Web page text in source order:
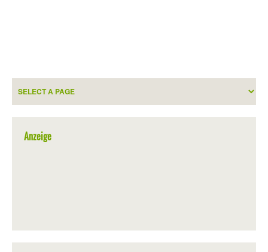
Anzeige